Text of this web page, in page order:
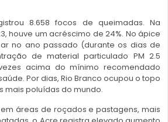
8.658 focos de queimadas. Na
houve um acréscimo de 24%. No ápice
no ano passado (durante os dias de
de material particulado PM 2.5
acima do mínimo recomendado
Por dias, Rio Branco ocupou o topo
mais poluídas do mundo.
áreas de roçados e pastagens, mais